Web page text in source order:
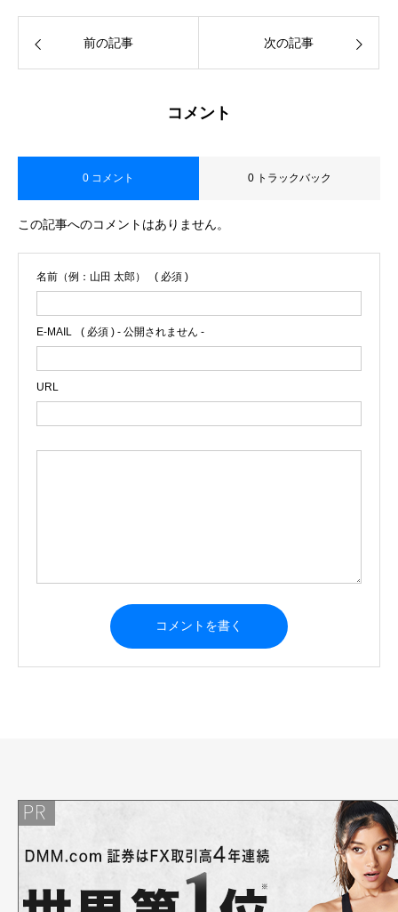
前の記事 次の記事
コメント
0 コメント 0 トラックバック
この記事へのコメントはありません。
名前（例：山田 太郎） ( 必須 )
E-MAIL ( 必須 ) - 公開されません -
URL